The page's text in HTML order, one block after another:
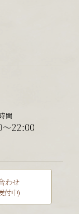
間
22:00
わせ
付中)